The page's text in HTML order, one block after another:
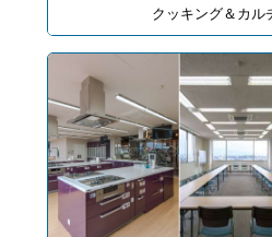
クッキング＆カル